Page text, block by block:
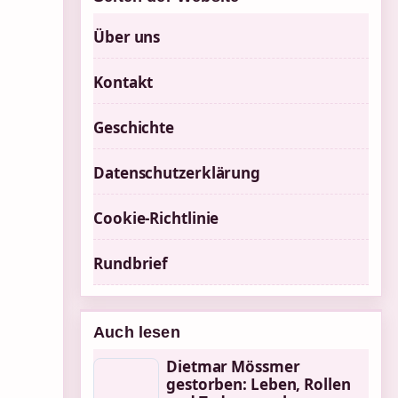
Über uns
Kontakt
Geschichte
Datenschutzerklärung
Cookie-Richtlinie
Rundbrief
Auch lesen
Dietmar Mössmer
gestorben: Leben, Rollen